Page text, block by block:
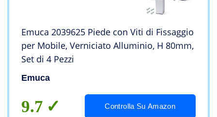
Emuca 2039625 Piede con Viti di Fissaggio
per Mobile, Verniciato Alluminio, H 80mm,
Set di 4 Pezzi
Emuca
9.7 Controlla Su Amazon